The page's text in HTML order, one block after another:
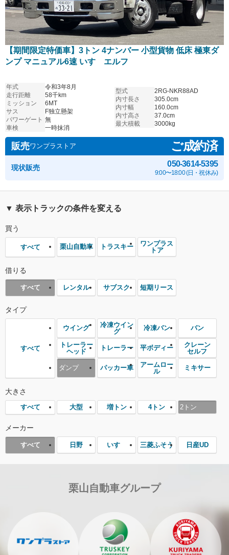
【期間限定特価車】3トン 4ナンバー 小型貨物 低床 極東ダ
ンプ マニュアル6速 いすゞエルフ
年式
令和3年8月
走行距離
58千km
ミッション
6MT
サス
F独立懸架
パワーゲート 無
車検
一時抹消
型式
2RG-NKR88AD
内寸長さ
305.0cm
内寸幅
160.0cm
内寸高さ
37.0cm
最大積載
3000kg
販売ワンプラストア ご成約済
現状販売 050-3614-5395
9:00〜18:00 (日・祝休み)
▼ 表示トラックの条件を変える
買う
すべて 栗山自動車 トラスキー
ワンプラス
トア
借りる
すべて レンタル サブスク 短期リース
タイプ
すべて
ウイング
冷凍ウイン
グ
冷凍バン バン
トレーラー
ヘッド
トレーラー 平ボディー
クレーン
セルフ
ダンプ パッカー車
アームロー
ル
ミキサー
大きさ
すべて 大型 増トン 4トン 2トン
メーカー
すべて 日野 いすゞ 三菱ふそう 日産UD
栗山自動車グループ